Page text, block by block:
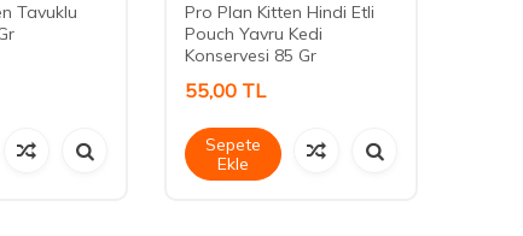
Tavuklu
Pro Plan Kitten Hindi Etli
Pouch Yavru Kedi
Konservesi 85 Gr
55,00 TL
Sepete
Ekle